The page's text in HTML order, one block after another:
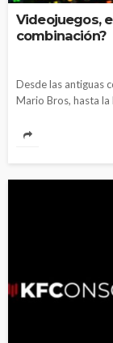
Videojuegos,
combinación?
Desde las antiguas
Mario Bros, hasta la